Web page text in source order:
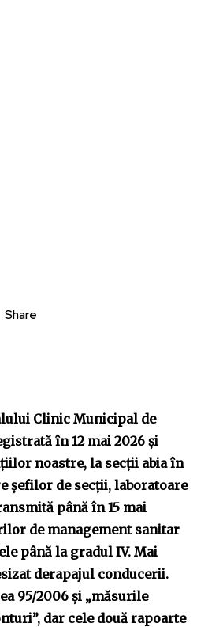
Share
Clinic Municipal de
în 12 mai 2026 și
noastre, la secții abia în
șefilor de secții, laboratoare
până în 15 mai
de management sanitar
până la gradul IV. Mai
derapajul conducerii.
95/2006 și „măsurile
dar cele două rapoarte